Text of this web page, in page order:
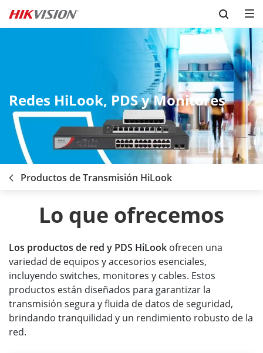
Skip to content
Redes HiLook, PDS y Monitores
Productos de Transmisión HiLook
Lo que ofrecemos
Los productos de red y PDS HiLook ofrecen una
variedad de equipos y accesorios esenciales,
incluyendo switches, monitores y cables. Estos
productos están diseñados para garantizar la
transmisión segura y fluida de datos de seguridad,
brindando tranquilidad y un rendimiento robusto de la
red.